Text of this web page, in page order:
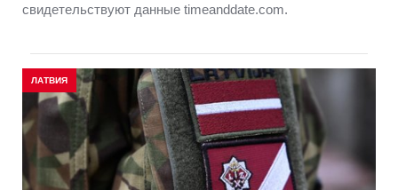
свидетельствуют данные timeanddate.com.
ЛАТВИЯ